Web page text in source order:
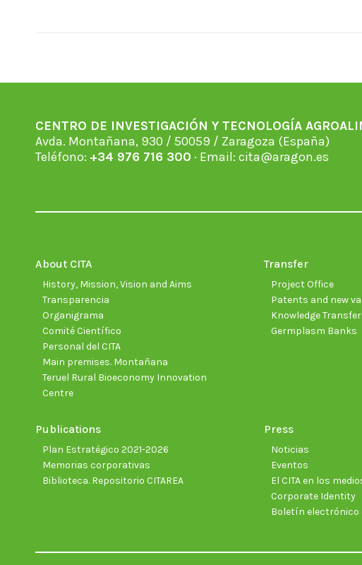
CENTRO DE INVESTIGACIÓN Y TECNOLOGÍA
Avda. Montañana, 930 / 50059 / Zaragoza (España)
Teléfono: +34 976 716 300 · Email: cita@aragon.es
About CITA
History, Mission, Vision and Aims
Transparencia
Organigrama
Comité Científico
Personal del CITA
Main premises. Montañana
Teruel Rural Bioeconomy Innovation
Centre
Transfer
Project Office
Patents and new
Knowledge Transfer
Germplasm Banks
Publications
Plan Estratégico 2021-2026
Memorias corporativas
Biblioteca. Repositorio CITAREA
Press
Noticias
Eventos
El CITA en los
Corporate Identity
Boletín electrónico